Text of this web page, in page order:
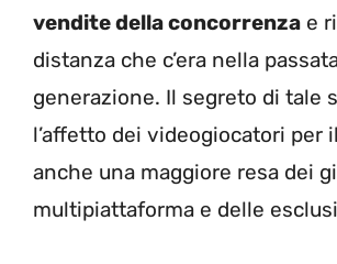
vendite della concorrenza e
distanza che c’era nella
generazione. Il segreto di tale
l’affetto dei videogiocatori per
anche una maggiore resa dei
multipiattaforma e delle